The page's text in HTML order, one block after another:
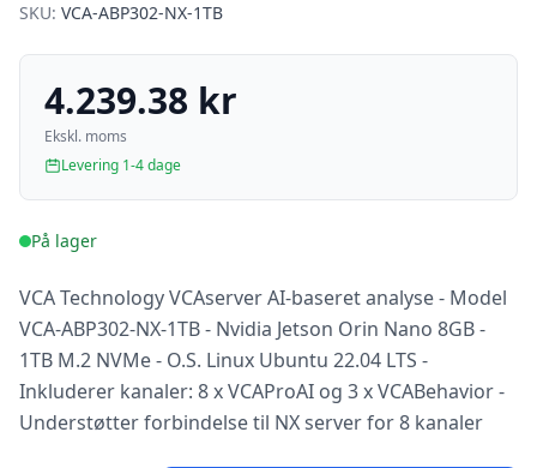
SKU: VCA-ABP302-NX-1TB
4.239.38 kr
Ekskl. moms
Levering 1-4 dage
På lager
VCA Technology VCAserver AI-baseret analyse - Model
VCA-ABP302-NX-1TB - Nvidia Jetson Orin Nano 8GB -
1TB M.2 NVMe - O.S. Linux Ubuntu 22.04 LTS -
Inkluderer kanaler: 8 x VCAProAI og 3 x VCABehavior -
Understøtter forbindelse til NX server for 8 kanaler